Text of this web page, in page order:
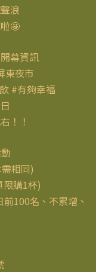
浪
🤩
幕資訊
東夜市
#有夠幸福
！！
相同)
購1杯)
100名、不累增、